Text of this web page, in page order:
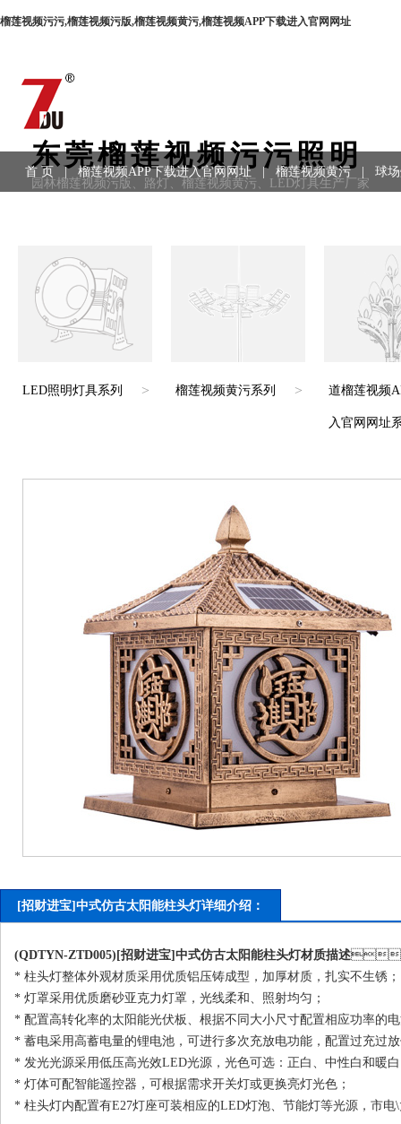
榴莲视频污污,榴莲视频污版,榴莲视频黄污,榴莲视频APP下载进入官网网址
东莞榴莲视频污污照明
园林榴莲视频污版、路灯、榴莲视频黄污、LED灯具生产厂家
首 页 | 榴莲视频APP下载进入官网网址 | 榴莲视频黄污 球
LED照明灯具系列 > 榴莲视频黄污系列 > 道榴莲视频
入官网网址
[招财进宝]中式仿古太阳能柱头灯详细介绍：
(QDTYN-ZTD005)[招财进宝]中式仿古太阳能柱头灯材质描述
* 柱头灯整体外观材质采用优质铝压铸成型，加厚材质，扎实不生锈；
* 灯罩采用优质磨砂亚克力灯罩，光线柔和、照射均匀；
* 配置高转化率的太阳能光伏板、根据不同大小尺寸配置相应功率的电池
* 蓄电采用高蓄电量的锂电池，可进行多次充放电功能，配置过充过放
* 发光光源采用低压高光效LED光源，光色可选：正白、中性白和暖白
* 灯体可配智能遥控器，可根据需求开关灯或更换亮灯光色；
* 柱头灯内配置有E27灯座可装相应的LED灯泡、节能灯等光源，市电\